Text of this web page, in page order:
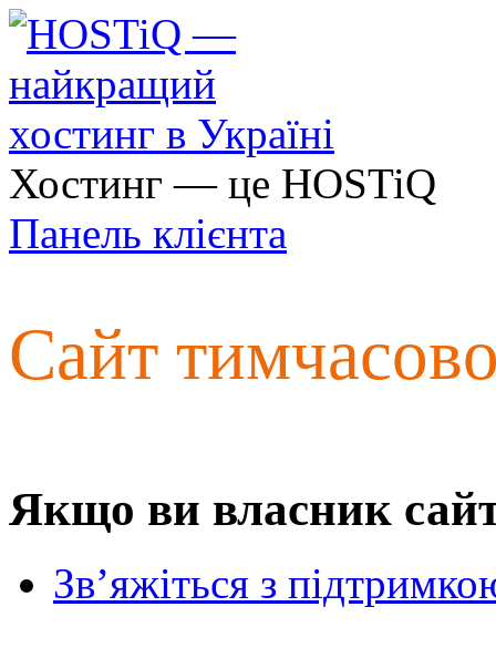
Хостинг — це HOSTiQ
Панель клієнта
Сайт
Якщо ви власник
Зв’яжіться з